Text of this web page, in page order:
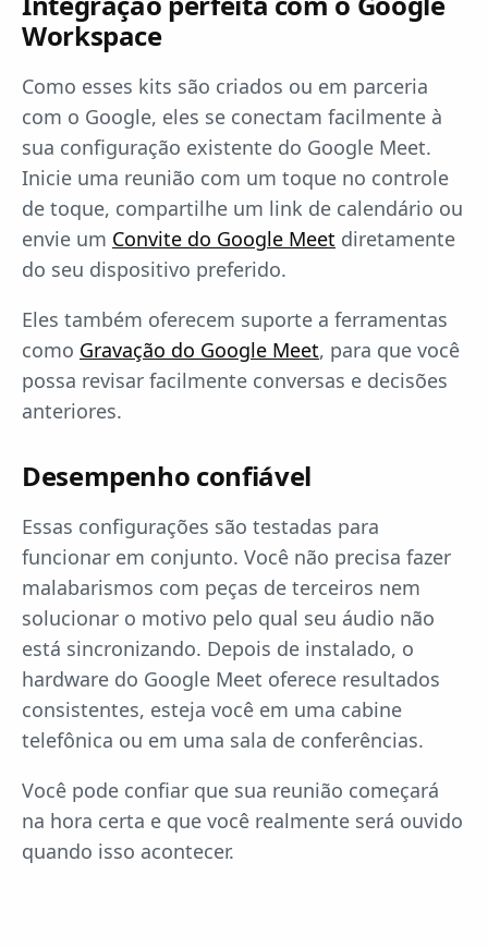
Workspace
Como esses kits são criados ou em parceria
com o Google, eles se conectam facilmente à
sua configuração existente do Google Meet.
Inicie uma reunião com um toque no controle
de toque, compartilhe um link de calendário ou
envie um Convite do Google Meet diretamente
do seu dispositivo preferido.
Eles também oferecem suporte a ferramentas
como Gravação do Google Meet, para que você
possa revisar facilmente conversas e decisões
anteriores.
Desempenho confiável
Essas configurações são testadas para
funcionar em conjunto. Você não precisa fazer
malabarismos com peças de terceiros nem
solucionar o motivo pelo qual seu áudio não
está sincronizando. Depois de instalado, o
hardware do Google Meet oferece resultados
consistentes, esteja você em uma cabine
telefônica ou em uma sala de conferências.
Você pode confiar que sua reunião começará
na hora certa e que você realmente será ouvido
quando isso acontecer.